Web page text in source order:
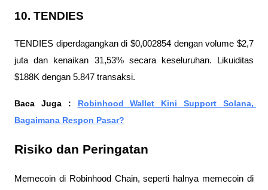
10. TENDIES
TENDIES diperdagangkan di $0,002854 dengan volume $2,7
juta dan kenaikan 31,53% secara keseluruhan. Likuiditas
$188K dengan 5.847 transaksi.
Baca Juga : Robinhood Wallet Kini Support Solana,
Bagaimana Respon Pasar?
Risiko dan Peringatan
Memecoin di Robinhood Chain, seperti halnya memecoin di